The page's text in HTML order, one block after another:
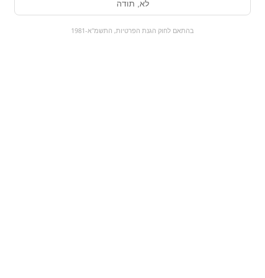
כל המוצרים
0
הקניות שלי מבצעים
לא, תודה
בהתאם לחוק הגנת הפרטיות, התשמ"א-1981